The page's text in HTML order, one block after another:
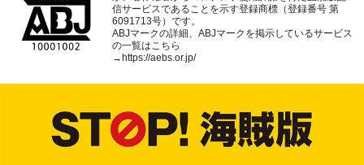
信サービスであることを示す登録商標（登録番号 第
6091713号）です。
ABJマークの詳細、ABJマークを掲示しているサービス
の一覧はこちら
→ https://aebs.or.jp/